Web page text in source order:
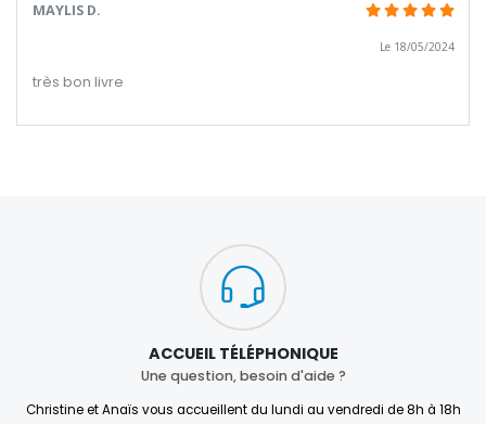
MAYLIS D.
Le 18/05/2024
très bon livre
ACCUEIL TÉLÉPHONIQUE
Une question, besoin d'aide ?
Christine et Anaïs vous accueillent du lundi au vendredi de 8h à 18h